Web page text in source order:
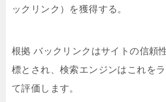
ックリンク）を獲得する。
根拠 バックリンクはサイトの信頼
標とされ、検索エンジンはこれを
て評価します。